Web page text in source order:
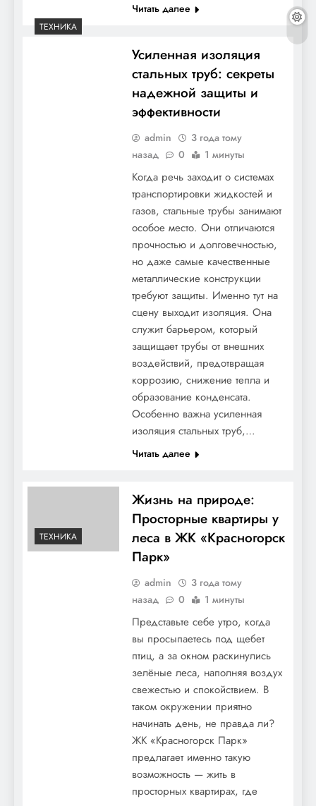
Читать далее
ТЕХНИКА
Усиленная изоляция
стальных труб: секреты
надежной защиты и
эффективности
admin
3 года тому
назад
0 1 минуты
Когда речь заходит о системах
транспортировки жидкостей и
газов, стальные трубы занимают
особое место. Они отличаются
прочностью и долговечностью,
но даже самые качественные
металлические конструкции
требуют защиты. Именно тут на
сцену выходит изоляция. Она
служит барьером, который
защищает трубы от внешних
воздействий, предотвращая
коррозию, снижение тепла и
образование конденсата.
Особенно важна усиленная
изоляция стальных труб,…
Читать далее
ТЕХНИКА
Жизнь на природе:
Просторные квартиры у
леса в ЖК «Красногорск
Парк»
admin
3 года тому
назад
0 1 минуты
Представьте себе утро, когда
вы просыпаетесь под щебет
птиц, а за окном раскинулись
зелёные леса, наполняя воздух
свежестью и спокойствием. В
таком окружении приятно
начинать день, не правда ли?
ЖК «Красногорск Парк»
предлагает именно такую
возможность — жить в
просторных квартирах, где